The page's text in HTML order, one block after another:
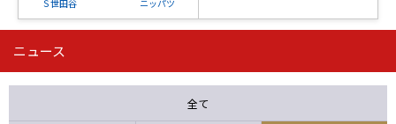
Ｓ世田谷 ニッパツ
第16節 09/05 (土) 15:00
ニッパツ 石人の星
ニュース
全て